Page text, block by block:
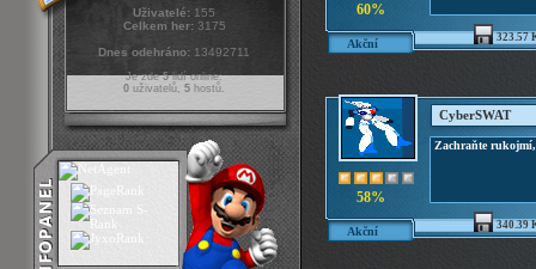
Uživatelé: 155
Celkem her:3175
Dnes odehráno: 13492711
Je zde5lidí online:
0 uživatelů, 5 hostů.
60%
Akční 323.57
58%
CyberSWAT
Zachraňte
Akční 340.39